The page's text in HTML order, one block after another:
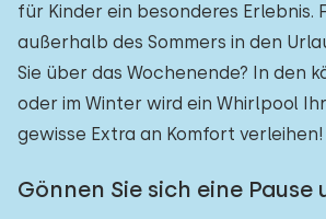
für Kinder ein besonderes Erlebnis.
außerhalb des Sommers in den
Sie über das Wochenende? In den
oder im Winter wird ein Whirlpool
gewisse Extra an Komfort verleihen!
Gönnen Sie sich eine Pause